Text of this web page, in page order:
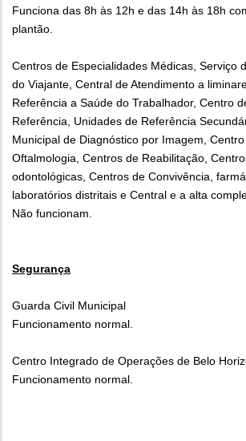
Funciona das 8h às 12h e das 14h às 18h
plantão.
Centros de Especialidades Médicas, Serviço
do Viajante, Central de Atendimento a
Referência a Saúde do Trabalhador, Centro
Referência, Unidades de Referência
Municipal de Diagnóstico por Imagem,
Oftalmologia, Centros de Reabilitação,
odontológicas, Centros de Convivência,
laboratórios distritais e Central e a alta
Não funcionam.
Segurança
Guarda Civil Municipal
Funcionamento normal.
Centro Integrado de Operações de Belo
Funcionamento normal.